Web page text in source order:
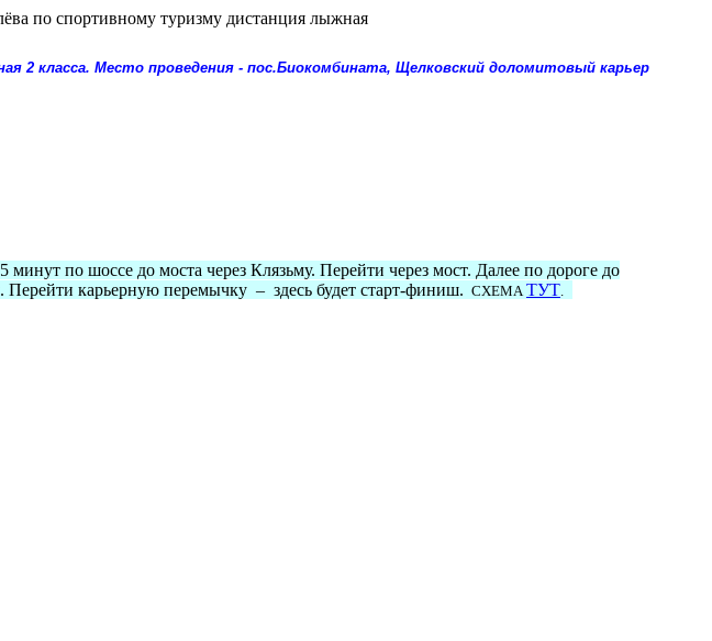
по спортивному туризму дистанция лыжная
2 класса. Место проведения - пос.Биокомбината, Щелковский доломитовый карьер
по шоссе до моста через Клязьму. Перейти через мост. Далее по дороге до
Перейти карьерную перемычку – здесь будет старт-финиш. СХЕМАТУТ.